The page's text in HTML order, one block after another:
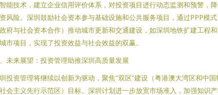
能技术，建立企业信用评价体系，对投资项目进行动态监测和预警，
风险。深圳鼓励社会资本参与基础设施和公共服务项目，通过PPP模式
府与社会资本合作）推动城市更新和交通建设，如深圳地铁扩建工程
市项目，实现了投资效益与社会效益的双赢。
未来展望：投资管理助推深圳高质量发展
投资管理将继续以创新为驱动，聚焦“双区”建设（粤港澳大湾区和中国
会主义先行示范区）目标。深圳计划进一步放宽市场准入，加强知识